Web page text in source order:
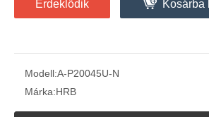
Érdeklődik Kosárba
Modell:A-P20045U-N
Márka:HRB